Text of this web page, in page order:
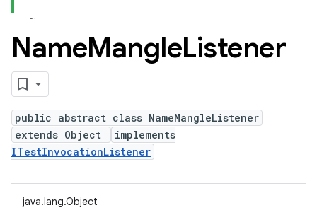
NameMangleListener
public abstract class NameMangleListener
extends Object
implements
ITestInvocationListener
java.lang.Object